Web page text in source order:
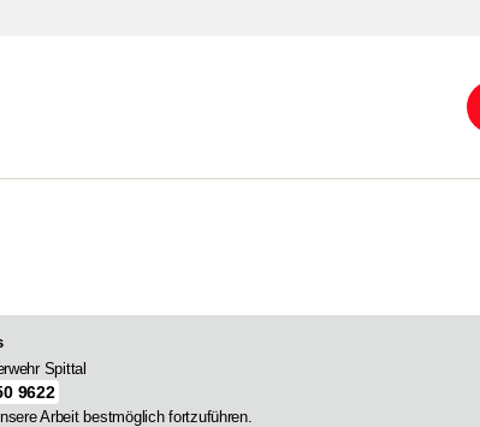
Spittal
9622
Arbeit bestmöglich fortzuführen.